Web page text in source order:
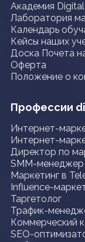
Академия
Лаборатория
Календарь
Кейсы наших
Доска Почета
Оферта
Положение о
Профессии
Интернет-
Интернет-
Директор по
SMM-менеджер
Маркетинг в
Influence-
Таргетолог
Трафик-
Коммерческий
SEO-